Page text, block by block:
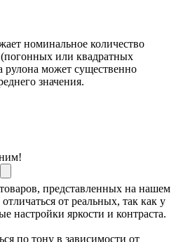
номинальное количество
или квадратных
рулона может существенно
значения.
представленных на нашем
от реальных, так как у
настройки яркости и контраста.
по тону в зависимости от